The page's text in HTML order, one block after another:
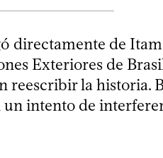
directamente de
Exteriores de
reescribir la historia.
un intento de